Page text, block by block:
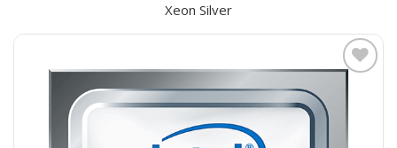
Xeon Silver